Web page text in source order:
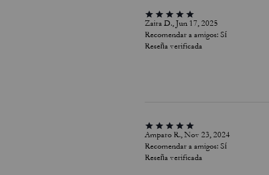
Zaira D., Jun 17, 2025
Recomendar a amigos: Sí
Reseña verificada
Amparo R., Nov 23, 2024
Recomendar a amigos: Sí
Reseña verificada